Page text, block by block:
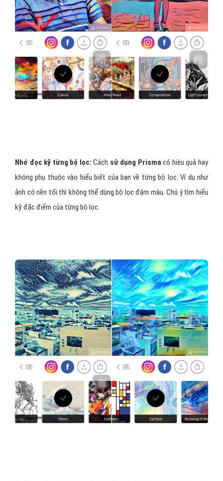
Nhớ đọc kỹ từng bộ lọc: Cách sử dụng Prisma có hiệu quả hay
không phụ thuộc vào hiểu biết của bạn về từng bộ lọc. Ví dụ như
ảnh có nền tối thì không thể dùng bộ lọc đậm màu. Chú ý tìm hiểu
kỹ đặc điểm của từng bộ lọc.